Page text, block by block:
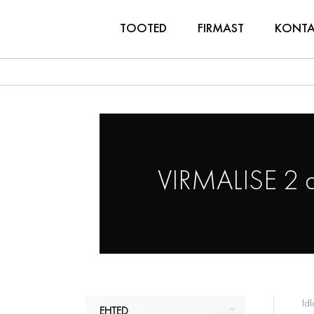
TOOTED FIRMAST
VIRMALISE
EHTED